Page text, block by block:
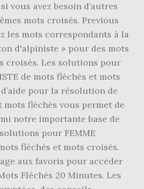
vous avez besoin d’autres
mots croisés. Previous
les mots correspondants à la
d'alpiniste » pour des mots
croisés. Les solutions pour
de mots fléchés et mots
pour la résolution de
mots fléchés vous permet de
notre importante base de
pour FEMME
fléchés et mots croisés.
aux favoris pour accéder
Fléchés 20 Minutes. Les